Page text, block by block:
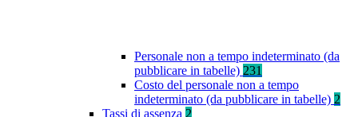
Personale non a tempo indeterminato (da
pubblicare in tabelle) 231
Costo del personale non a tempo
indeterminato (da pubblicare in tabelle) 2
Tassi di assenza 2